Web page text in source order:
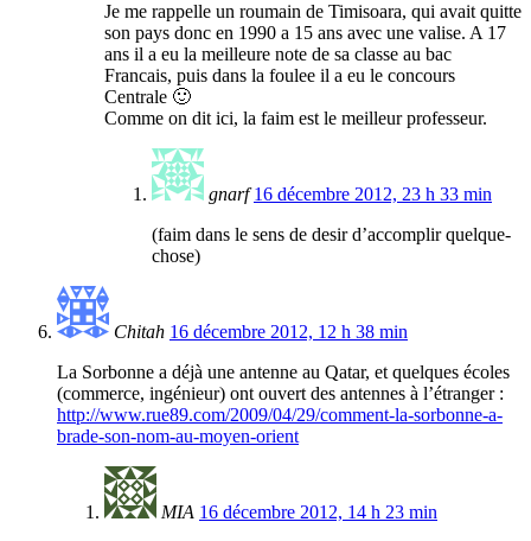
Je me rappelle un roumain de Timisoara, qui avait quitte
son pays donc en 1990 a 15 ans avec une valise. A 17
ans il a eu la meilleure note de sa classe au bac
Francais, puis dans la foulee il a eu le concours
Centrale 🙂
Comme on dit ici, la faim est le meilleur professeur.
gnarf 16 décembre 2012, 23 h 33 min
(faim dans le sens de desir d’accomplir quelque-
chose)
Chitah 16 décembre 2012, 12 h 38 min
La Sorbonne a déjà une antenne au Qatar, et quelques écoles
(commerce, ingénieur) ont ouvert des antennes à l’étranger :
http://www.rue89.com/2009/04/29/comment-la-sorbonne-a-
brade-son-nom-au-moyen-orient
MIA 16 décembre 2012, 14 h 23 min